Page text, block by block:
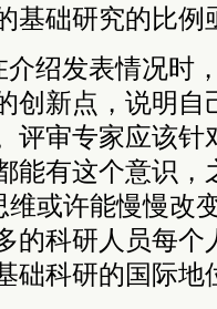
基础研究的比例
介绍发表情况时
创新点，说明自
评审专家应该针
能有这个意识，
维或许能慢慢改
的科研人员每个
础科研的国际地